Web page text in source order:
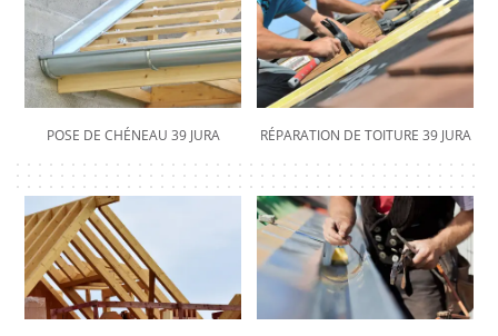
POSE DE CHÉNEAU 39 JURA RÉPARATION DE TOITURE 39 JURA